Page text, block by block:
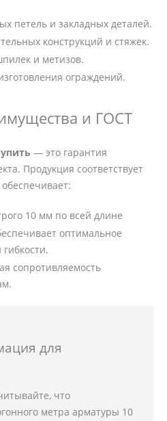
петель и закладных деталей.
конструкций и стяжек.
и метизов.
ограждений.
и ГОСТ
— это гарантия
Продукция соответствует
10 мм по всей длине
оптимальное
сопротивляемость
для
что
метра арматуры 10